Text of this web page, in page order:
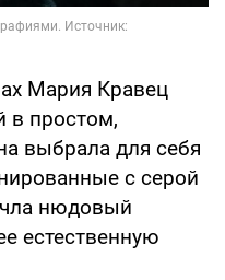
Мария Кравец
в простом,
выбрала для себя
с серой
нюдовый
естественную